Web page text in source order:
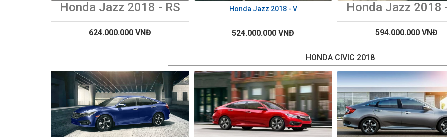
Honda Jazz 2018 - RS
624.000.000 VNĐ
Honda Jazz 2018 - V
524.000.000 VNĐ
Honda Jazz 2018
594.000.000 VNĐ
HONDA CIVIC 2018